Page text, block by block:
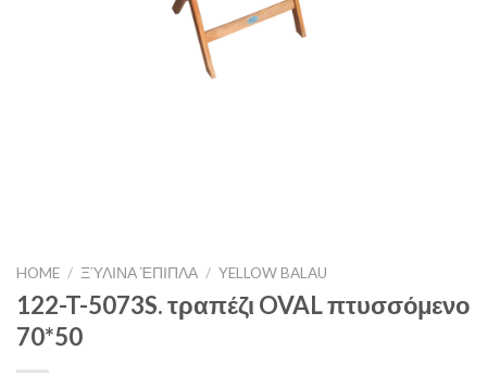
HOME / ΞΎΛΙΝΑ ΈΠΙΠΛΑ / YELLOW BALAU
122-T-5073S. τραπέζι OVAL πτυσσόμενο
70*50